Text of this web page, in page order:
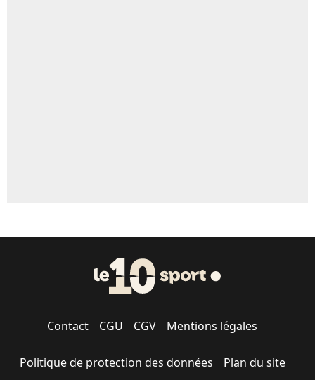
Contact CGU CGV Mentions légales
Politique de protection des données Plan du site